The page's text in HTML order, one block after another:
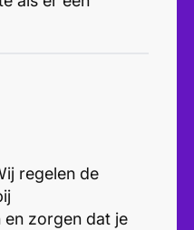
regelen de
en zorgen dat je